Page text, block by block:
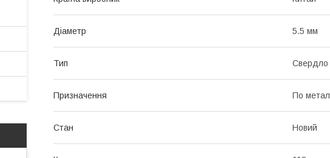
Діаметр 5.5 мм
Тип Свердло
Призначення По
Стан Новий